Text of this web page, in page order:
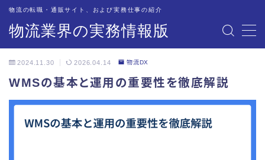
物流業界の実務情報版
物流の転職・通販サイト、および実務仕事の紹介
MENU
物流業界への転職サイトを紹介・解説
2024.11.30 2026.04.14 物流DX
WMSの基本と運用の重要性を徹底解説